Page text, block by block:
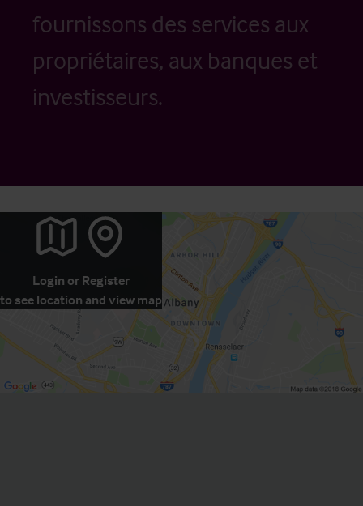
fournissons des services aux
propriétaires, aux banques et
investisseurs.
Login or Register
to see location and view map